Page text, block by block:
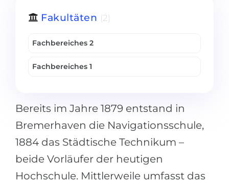
Fakultäten (2)
Fachbereiches 2
Fachbereiches 1
Bereits im Jahre 1879 entstand in
Bremerhaven die Navigationsschule,
1884 das Städtische Technikum –
beide Vorläufer der heutigen
Hochschule. Mittlerweile umfasst das